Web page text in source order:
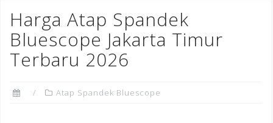
o
o
k
m st
Harga Atap Spandek
Bluescope Jakarta Timur
Terbaru 2026
Atap Spandek Bluescope